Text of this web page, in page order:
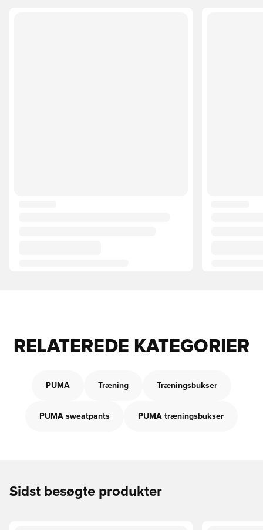
RELATEREDE KATEGORIER
PUMA Træning Træningsbukser
PUMA sweatpants PUMA træningsbukser
Sidst besøgte produkter